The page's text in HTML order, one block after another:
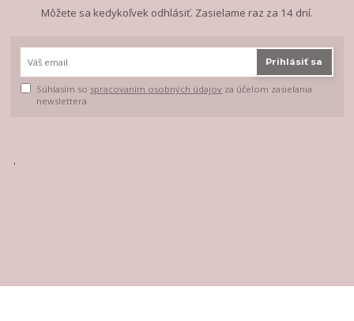
Môžete sa kedykoľvek odhlásiť. Zasielame raz za 14 dní.
Prihlásiť sa
Súhlasím so spracovaním osobných údajov za účelom zasielania
newslettera.
.